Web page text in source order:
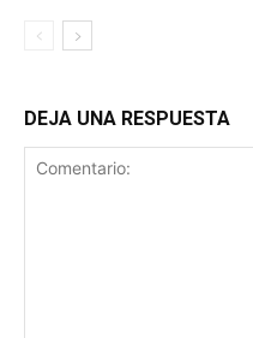
DEJA UNA RESPUESTA